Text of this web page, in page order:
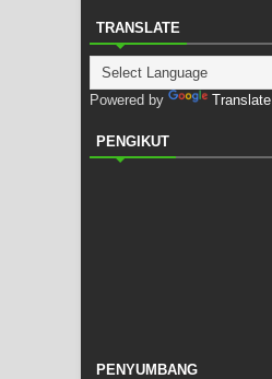
TRANSLATE
Powered by Translate
PENGIKUT
PENYUMBANG